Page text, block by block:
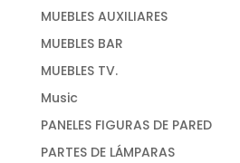
MUEBLES AUXILIARES
MUEBLES BAR
MUEBLES TV.
Music
PANELES FIGURAS DE PARED
PARTES DE LÁMPARAS